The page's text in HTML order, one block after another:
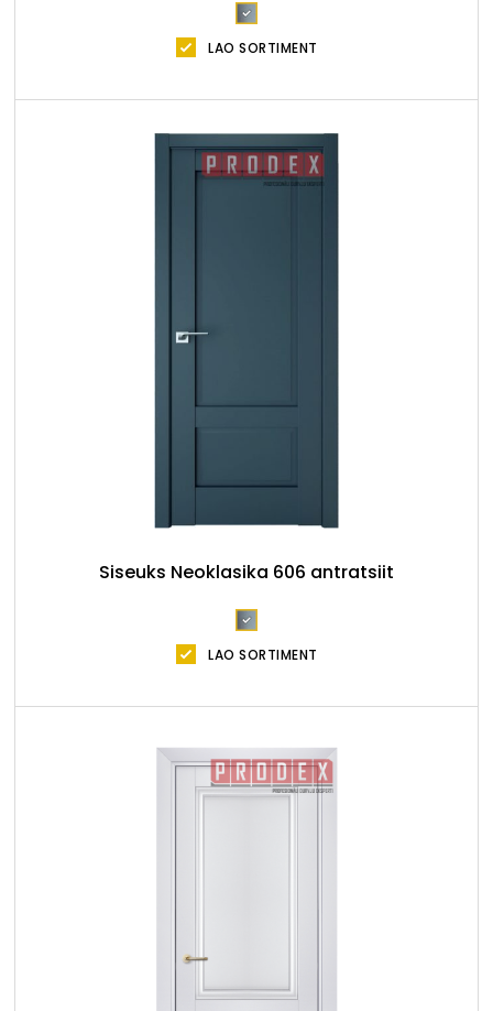
LAO SORTIMENT
Siseuks Neoklasika 606 antratsiit
LAO SORTIMENT